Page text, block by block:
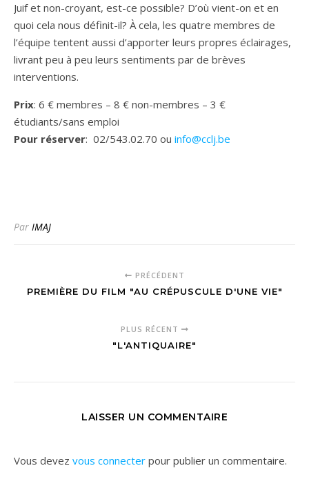
Juif et non-croyant, est-ce possible? D’où vient-on et en
quoi cela nous définit-il? À cela, les quatre membres de
l’équipe tentent aussi d’apporter leurs propres éclairages,
livrant peu à peu leurs sentiments par de brèves
interventions.
Prix: 6 € membres – 8 € non-membres – 3 €
étudiants/sans emploi
Pour réserver: 02/543.02.70 ou info@cclj.be
Par IMAJ
PRÉCÉDENT
PREMIÈRE DU FILM "AU CRÉPUSCULE D'UNE VIE"
PLUS RÉCENT
"L'ANTIQUAIRE"
LAISSER UN COMMENTAIRE
Vous devez vous connecter pour publier un commentaire.